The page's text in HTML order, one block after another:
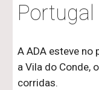
Portugal
A ADA esteve
a Vila do Conde,
corridas.